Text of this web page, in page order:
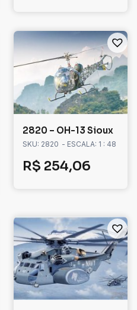
2820 – OH-13 Sioux
SKU: 2820 - ESCALA: 1 : 48
R$ 254,06